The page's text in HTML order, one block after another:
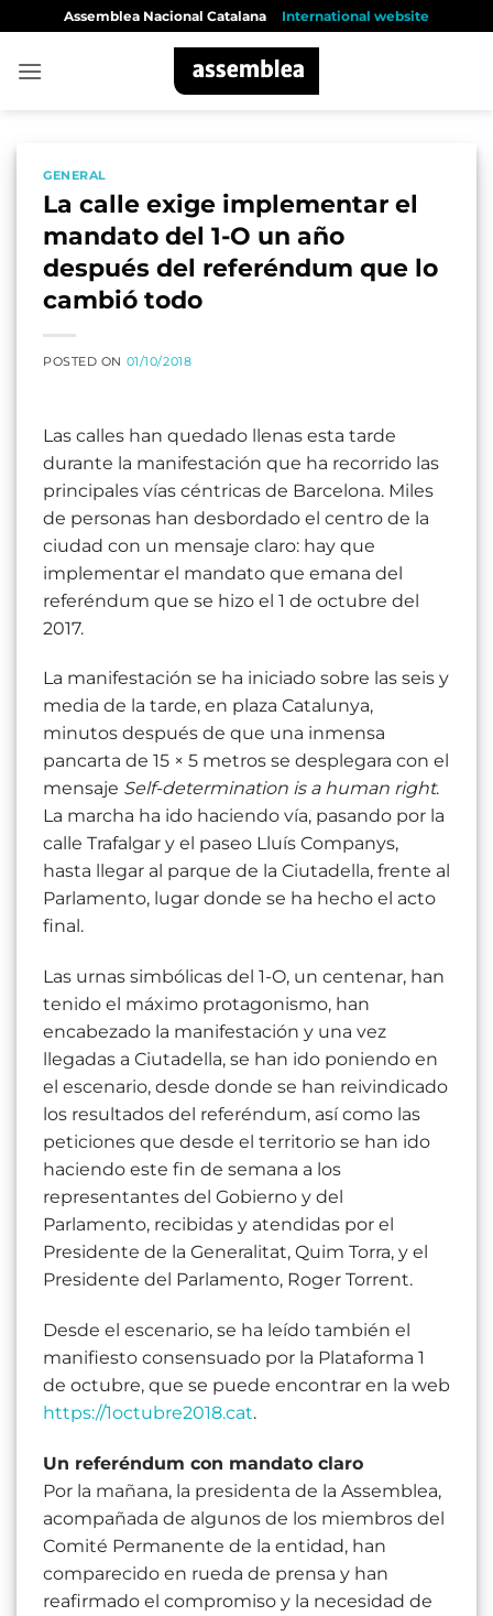
content
Assemblea Nacional Catalana International website
GENERAL
La calle exige implementar el
mandato del 1-O un año
después del referéndum que lo
cambió todo
POSTED ON 01/10/2018
Las calles han quedado llenas esta tarde
durante la manifestación que ha recorrido las
principales vías céntricas de Barcelona. Miles
de personas han desbordado el centro de la
ciudad con un mensaje claro: hay que
implementar el mandato que emana del
referéndum que se hizo el 1 de octubre del
2017.
La manifestación se ha iniciado sobre las seis y
media de la tarde, en plaza Catalunya,
minutos después de que una inmensa
pancarta de 15 × 5 metros se desplegara con el
mensaje Self-determination is a human right.
La marcha ha ido haciendo vía, pasando por la
calle Trafalgar y el paseo Lluís Companys,
hasta llegar al parque de la Ciutadella, frente al
Parlamento, lugar donde se ha hecho el acto
final.
Las urnas simbólicas del 1-O, un centenar, han
tenido el máximo protagonismo, han
encabezado la manifestación y una vez
llegadas a Ciutadella, se han ido poniendo en
el escenario, desde donde se han reivindicado
los resultados del referéndum, así como las
peticiones que desde el territorio se han ido
haciendo este fin de semana a los
representantes del Gobierno y del
Parlamento, recibidas y atendidas por el
Presidente de la Generalitat, Quim Torra, y el
Presidente del Parlamento, Roger Torrent.
Desde el escenario, se ha leído también el
manifiesto consensuado por la Plataforma 1
de octubre, que se puede encontrar en la web
https://1octubre2018.cat.
Un referéndum con mandato claro
Por la mañana, la presidenta de la Assemblea,
acompañada de algunos de los miembros del
Comité Permanente de la entidad, han
comparecido en rueda de prensa y han
reafirmado el compromiso y la necesidad de